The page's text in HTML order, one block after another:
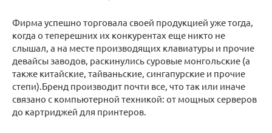
Фирма успешно торговала своей продукцией уже тогда,
когда о теперешних их конкурентах еще никто не
слышал, а на месте производящих клавиатуры и прочие
девайсы заводов, раскинулись суровые монгольские (а
также китайские, тайваньские, сингапурские и прочие
степи).Бренд производит почти все, что так или иначе
связано с компьютерной техникой: от мощных серверов
до картриджей для принтеров.